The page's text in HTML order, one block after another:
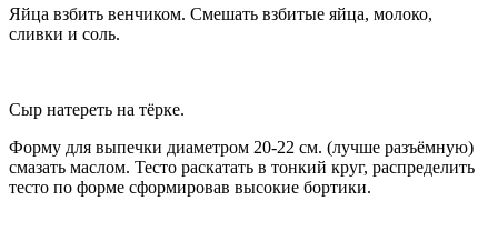
Яйца взбить венчиком. Смешать взбитые яйца, молоко,
сливки и соль.
Сыр натереть на тёрке.
Форму для выпечки диаметром 20-22 см. (лучше разъёмную)
смазать маслом. Тесто раскатать в тонкий круг, распределить
тесто по форме сформировав высокие бортики.